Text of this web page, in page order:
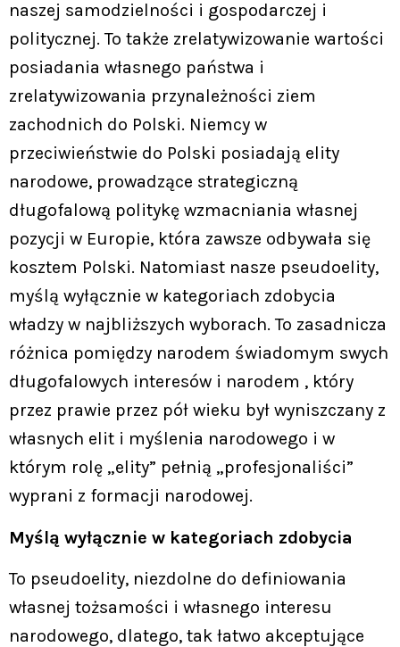
naszej samodzielności i gospodarczej i
politycznej. To także zrelatywizowanie wartości
posiadania własnego państwa i
zrelatywizowania przynależności ziem
zachodnich do Polski. Niemcy w
przeciwieństwie do Polski posiadają elity
narodowe, prowadzące strategiczną
długofalową politykę wzmacniania własnej
pozycji w Europie, która zawsze odbywała się
kosztem Polski. Natomiast nasze pseudoelity,
myślą wyłącznie w kategoriach zdobycia
władzy w najbliższych wyborach. To zasadnicza
różnica pomiędzy narodem świadomym swych
długofalowych interesów i narodem , który
przez prawie przez pół wieku był wyniszczany z
własnych elit i myślenia narodowego i w
którym rolę „elity” pełnią „profesjonaliści”
wyprani z formacji narodowej.
Myślą wyłącznie w kategoriach zdobycia
To pseudoelity, niezdolne do definiowania
własnej tożsamości i własnego interesu
narodowego, dlatego, tak łatwo akceptujące